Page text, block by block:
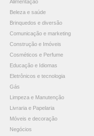
Alimentação
Beleza e saúde
Brinquedos e diversão
Comunicação e marketing
Construção e Imóveis
Cosméticos e Perfume
Educação e Idiomas
Eletrônicos e tecnologia
Gás
Limpeza e Manutenção
Livraria e Papelaria
Móveis e decoração
Negócios